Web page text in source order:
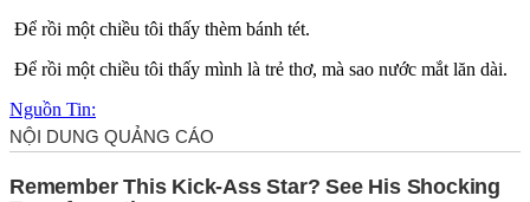
Để rồi một chiều tôi thấy thèm bánh tét.
Để rồi một chiều tôi thấy mình là trẻ thơ, mà sao nước mắt lăn dài.
Nguồn Tin: